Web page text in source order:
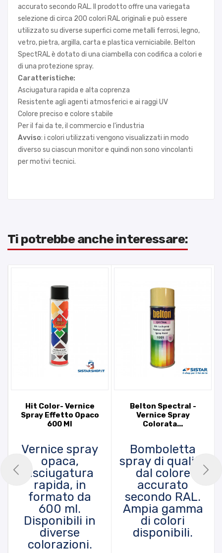
accurato secondo RAL. Il prodotto offre una variegata
selezione di circa 200 colori RAL originali e può essere
utilizzato su diverse superfici come metalli ferrosi, legno,
vetro, pietra, argilla, carta e plastica verniciabile. Belton
SpectRAL è dotato di una ciambella con codifica a colori e
di una protezione spray.
Caratteristiche:
Asciugatura rapida e alta coprenza
Resistente agli agenti atmosferici e ai raggi UV
Colore preciso e colore stabile
Per il fai da te, il commercio e l'industria
Avviso: i colori utilizzati vengono visualizzati in modo
diverso su ciascun monitor e quindi non sono vincolanti
per motivi tecnici.
Ti potrebbe anche interessare:
Hit Color- Vernice
Spray Effetto Opaco
600 Ml
Vernice spray
opaca,
asciugatura
rapida, in
formato da
600 ml.
Disponibili in
diverse
colorazioni.
Belton Spectral -
Vernice Spray
Colorata...
Bomboletta
spray di qualità
dal colore
accurato
secondo RAL.
Ampia gamma
di colori
disponibili.